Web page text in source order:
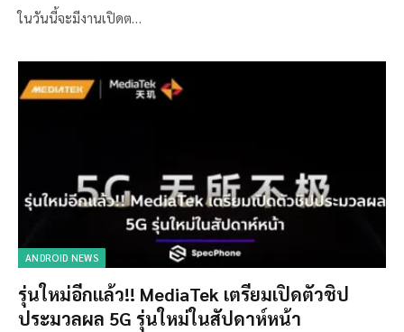
ในวันนี้จะมีงานเปิดต…
ANDROID NEWS
รุ่นใหม่อีกแล้ว!! MediaTek เตรียมเปิดตัวชิป
ประมวลผล 5G รุ่นใหม่ในสัปดาห์หน้า